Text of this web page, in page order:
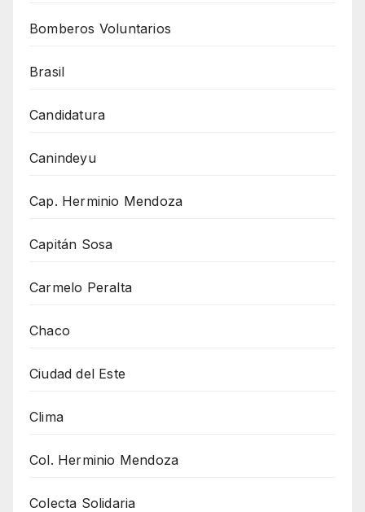
Bomberos Voluntarios
Brasil
Candidatura
Canindeyu
Cap. Herminio Mendoza
Capitán Sosa
Carmelo Peralta
Chaco
Ciudad del Este
Clima
Col. Herminio Mendoza
Colecta Solidaria